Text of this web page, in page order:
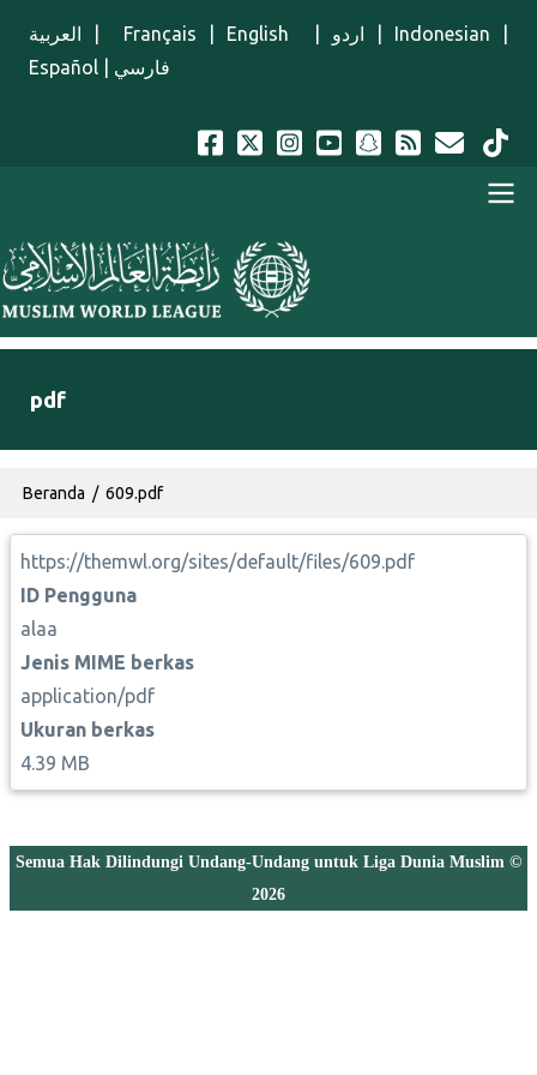
العربية
Français English اردو Indonesian
Español
فارسي
Menu Indonesian
pdf
Breadcrumb
Beranda 609.pdf
https://themwl.org/sites/default/files/609.pdf
ID Pengguna
alaa
Jenis MIME berkas
application/pdf
Ukuran berkas
4.39 MB
Semua Hak Dilindungi Undang-Undang untuk Liga Dunia Muslim ©
2026